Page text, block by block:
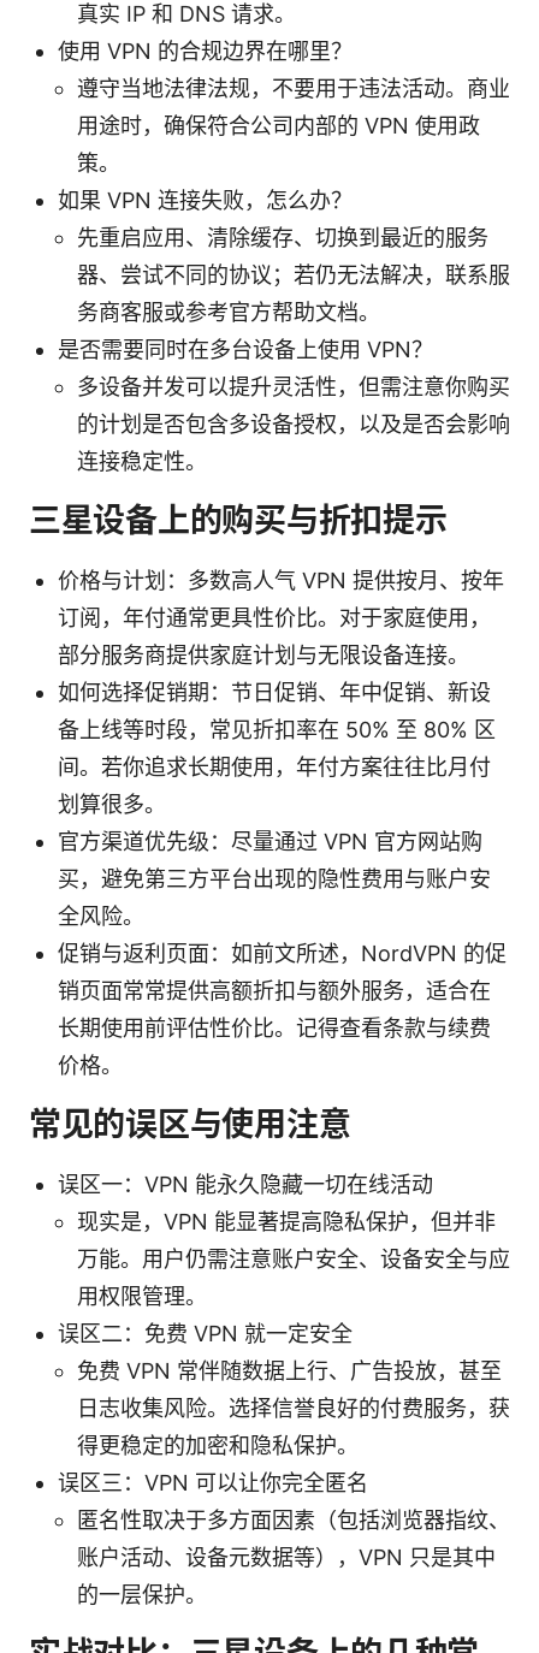
真实 IP 和 DNS 请求。
使用 VPN 的合规边界在哪里？
遵守当地法律法规，不要用于违法活动。商业
用途时，确保符合公司内部的 VPN 使用政
策。
如果 VPN 连接失败，怎么办？
先重启应用、清除缓存、切换到最近的服务
器、尝试不同的协议；若仍无法解决，联系服
务商客服或参考官方帮助文档。
是否需要同时在多台设备上使用 VPN？
多设备并发可以提升灵活性，但需注意你购买
的计划是否包含多设备授权，以及是否会影响
连接稳定性。
三星设备上的购买与折扣提示
价格与计划：多数高人气 VPN 提供按月、按年
订阅，年付通常更具性价比。对于家庭使用，
部分服务商提供家庭计划与无限设备连接。
如何选择促销期：节日促销、年中促销、新设
备上线等时段，常见折扣率在 50% 至 80% 区
间。若你追求长期使用，年付方案往往比月付
划算很多。
官方渠道优先级：尽量通过 VPN 官方网站购
买，避免第三方平台出现的隐性费用与账户安
全风险。
促销与返利页面：如前文所述，NordVPN 的促
销页面常常提供高额折扣与额外服务，适合在
长期使用前评估性价比。记得查看条款与续费
价格。
常见的误区与使用注意
误区一：VPN 能永久隐藏一切在线活动
现实是，VPN 能显著提高隐私保护，但并非
万能。用户仍需注意账户安全、设备安全与应
用权限管理。
误区二：免费 VPN 就一定安全
免费 VPN 常伴随数据上行、广告投放，甚至
日志收集风险。选择信誉良好的付费服务，获
得更稳定的加密和隐私保护。
误区三：VPN 可以让你完全匿名
匿名性取决于多方面因素（包括浏览器指纹、
账户活动、设备元数据等），VPN 只是其中
的一层保护。